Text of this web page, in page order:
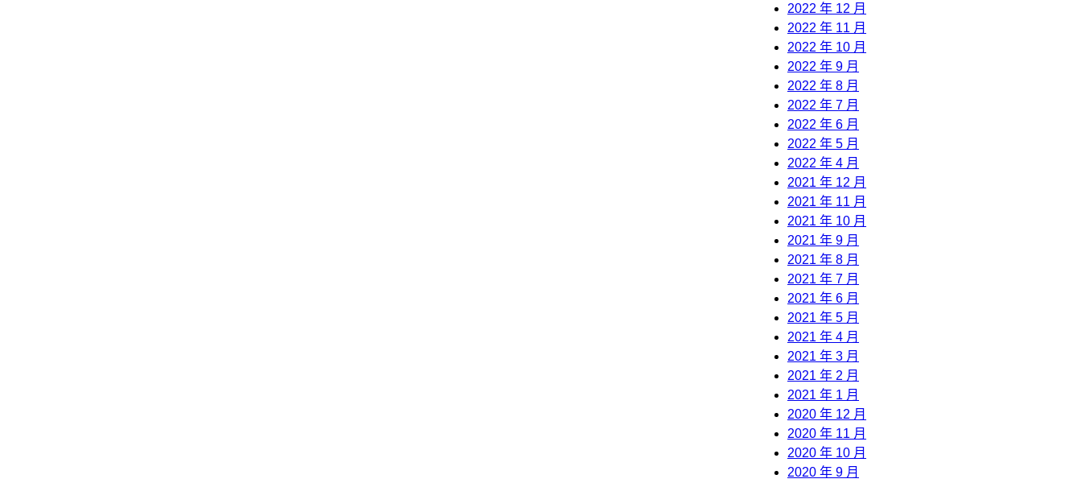
2022 年 12 月
2022 年 11 月
2022 年 10 月
2022 年 9 月
2022 年 8 月
2022 年 7 月
2022 年 6 月
2022 年 5 月
2022 年 4 月
2021 年 12 月
2021 年 11 月
2021 年 10 月
2021 年 9 月
2021 年 8 月
2021 年 7 月
2021 年 6 月
2021 年 5 月
2021 年 4 月
2021 年 3 月
2021 年 2 月
2021 年 1 月
2020 年 12 月
2020 年 11 月
2020 年 10 月
2020 年 9 月